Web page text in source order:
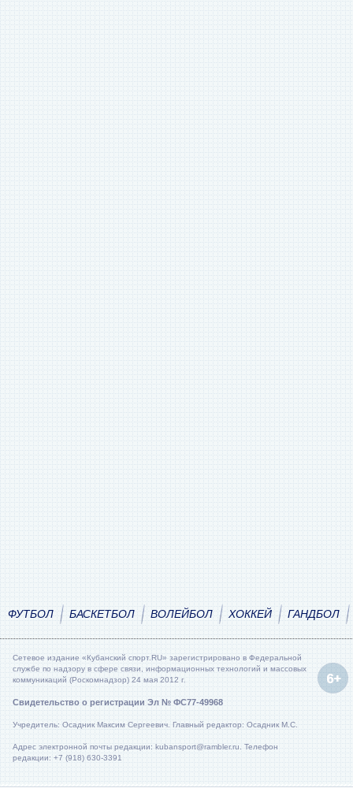
ФУТБОЛ БАСКЕТБОЛ ВОЛЕЙБОЛ ХОККЕЙ ГАНДБОЛ
Сетевое издание «Кубанский спорт.RU» зарегистрировано в Федеральной
службе по надзору в сфере связи, информационных технологий и массовых
коммуникаций (Роскомнадзор) 24 мая 2012 г.
Свидетельство о регистрации Эл № ФС77-49968
Учредитель: Осадник Максим Сергеевич. Главный редактор: Осадник М.С.
Адрес электронной почты редакции: kubansport@rambler.ru. Телефон
редакции: +7 (918) 630-3391